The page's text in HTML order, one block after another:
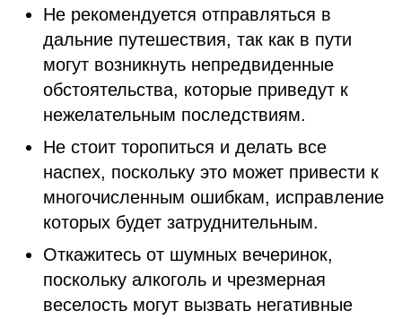
Не рекомендуется отправляться в
дальние путешествия, так как в пути
могут возникнуть непредвиденные
обстоятельства, которые приведут к
нежелательным последствиям.
Не стоит торопиться и делать все
наспех, поскольку это может привести к
многочисленным ошибкам, исправление
которых будет затруднительным.
Откажитесь от шумных вечеринок,
поскольку алкоголь и чрезмерная
веселость могут вызвать негативные